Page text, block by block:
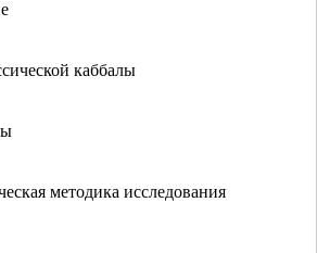
каббалы
методика исследования